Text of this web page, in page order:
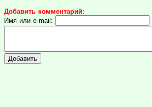
Добавить комментарий:
Имя или e-mail: